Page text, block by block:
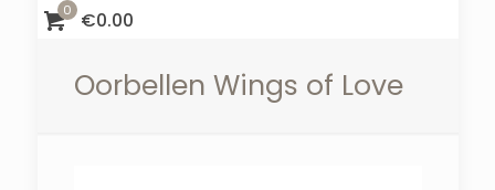
0 €0.00
Oorbellen Wings of Love